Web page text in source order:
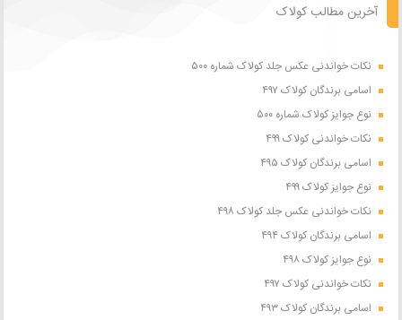
آخرین مطالب کولاک
نکات خواندنی عکس جلد کولاک شماره ۵۰۰
اسامی برندگان کولاک ۴۹۷
نوع جوایز کولاک شماره ۵۰۰
نکات خواندنی کولاک ۴۹۹
اسامی برندگان کولاک ۴۹۵
نوع جوایز کولاک ۴۹۹
نکات خواندنی عکس جلد کولاک ۴۹۸
اسامی برندگان کولاک ۴۹۴
نوع جوایز کولاک ۴۹۸
نکات خواندنی کولاک ۴۹۷
اسامی برندگان کولاک ۴۹۳